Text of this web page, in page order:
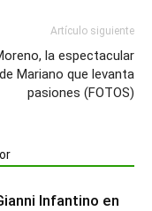
Artículo siguiente
la espectacular
Mariano que levanta
pasiones (FOTOS)
Infantino en